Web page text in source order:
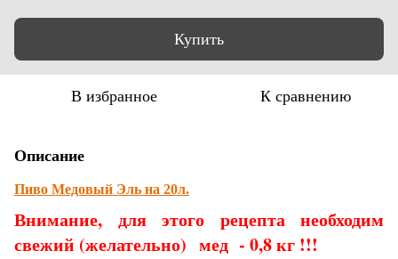
Купить
В избранное К сравнению
Описание
Пиво Медовый Эль на 20л.
Внимание, для этого рецепта необходим
свежий (желательно) мед - 0,8 кг !!!